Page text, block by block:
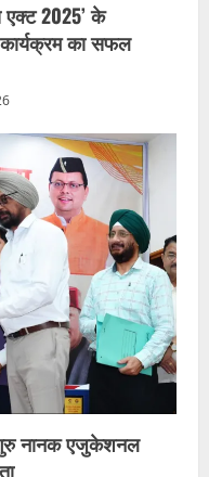
एक्ट 2025’ के
कार्यक्रम का सफल
गुरु नानक एजुकेशनल